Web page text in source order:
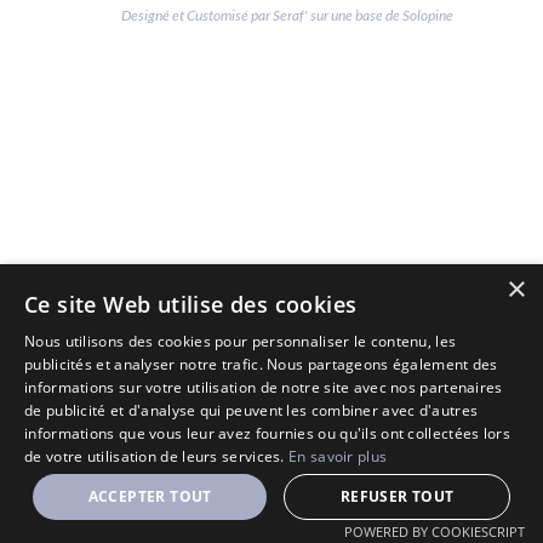
Designé et Customisé par Seraf' sur une base de Solopine
×
Ce site Web utilise des cookies
Nous utilisons des cookies pour personnaliser le contenu, les
publicités et analyser notre trafic. Nous partageons également des
informations sur votre utilisation de notre site avec nos partenaires
de publicité et d'analyse qui peuvent les combiner avec d'autres
informations que vous leur avez fournies ou qu'ils ont collectées lors
de votre utilisation de leurs services. En savoir plus
ACCEPTER TOUT
REFUSER TOUT
POWERED BY COOKIESCRIPT